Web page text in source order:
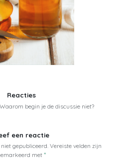
Reacties
begin je de discussie niet?
een reactie
gepubliceerd. Vereiste velden zijn
met*